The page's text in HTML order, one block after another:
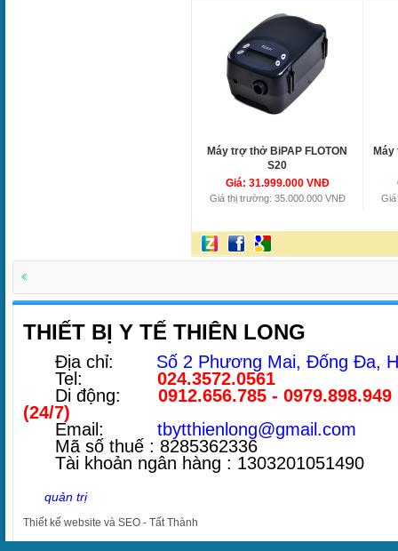
Máy trợ thở BiPAP FLOTON
S20
Giá: 31.999.000 VNĐ
Giá thị trường: 35.000.000 VNĐ
Máy
THIẾT BỊ Y TẾ THIÊN LONG
Địa chỉ: Số 2 Phương Mai, Đống Đa,
Tel: 024.3572.0561
Di động: 0912.656.785 - 0979.898.949
(24/7)
Email: tbytthienlong@gmail.com
Mã số thuế : 8285362336
Tài khoản ngân hàng : 1303201051490
quản trị
Thiết kế website và SEO - Tất Thành